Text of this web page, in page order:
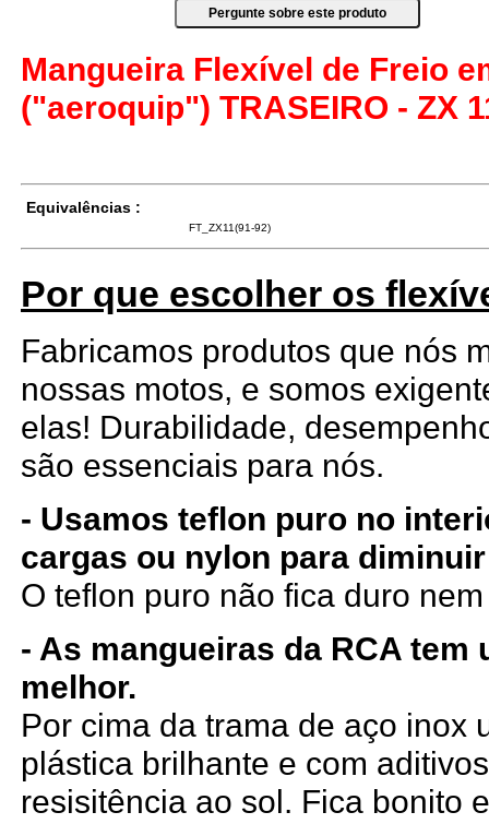
Mangueira Flexível de Freio
("aeroquip") TRASEIRO - ZX
Equivalências :
FT_ZX11(91-92)
Por que escolher os
Fabricamos produtos que nós
nossas motos, e somos
elas! Durabilidade,
são essenciais para nós.
- Usamos teflon puro no
cargas ou nylon para
O teflon puro não fica duro
- As mangueiras da RCA tem
melhor.
Por cima da trama de aço inox
plástica brilhante e com
resisitência ao sol. Fica bonito